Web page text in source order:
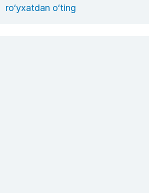
ro‘yxatdan o‘ting